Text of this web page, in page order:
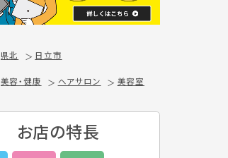
県北 日立市
美容・健康 ヘアサロン 美容室
お店の特長